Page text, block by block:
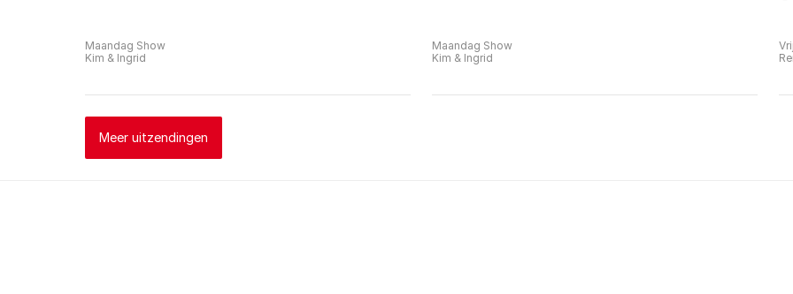
Maandag Show
Kim & Ingrid
Maandag Show
Kim & Ingrid
Meer uitzendingen